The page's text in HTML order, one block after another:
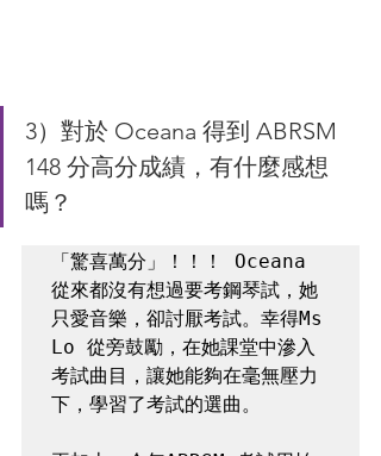
3）對於 Oceana 得到 ABRSM
148 分高分成績，有什麼感想
嗎？
「驚喜萬分」！！！ Oceana
從來都沒有想過要考鋼琴試，她
只愛音樂，卻討厭考試。幸得Ms
Lo 從旁鼓勵，在她課堂中滲入
考試曲目，讓她能夠在毫無壓力
下，學習了考試的選曲。